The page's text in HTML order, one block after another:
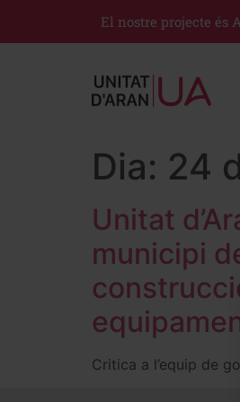
El nostre projecte és
Dia: 24
Unitat
municipi
Critica a l’equip de